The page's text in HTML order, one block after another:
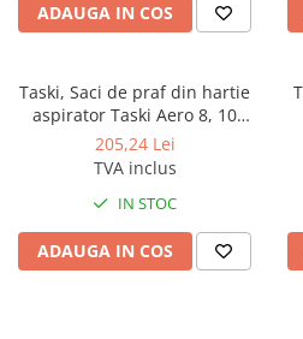
ADAUGA IN COS
Taski, Saci de praf din hartie
aspirator Taski Aero 8, 10
bucati/set
205,24 Lei
TVA inclus
IN STOC
ADAUGA IN COS